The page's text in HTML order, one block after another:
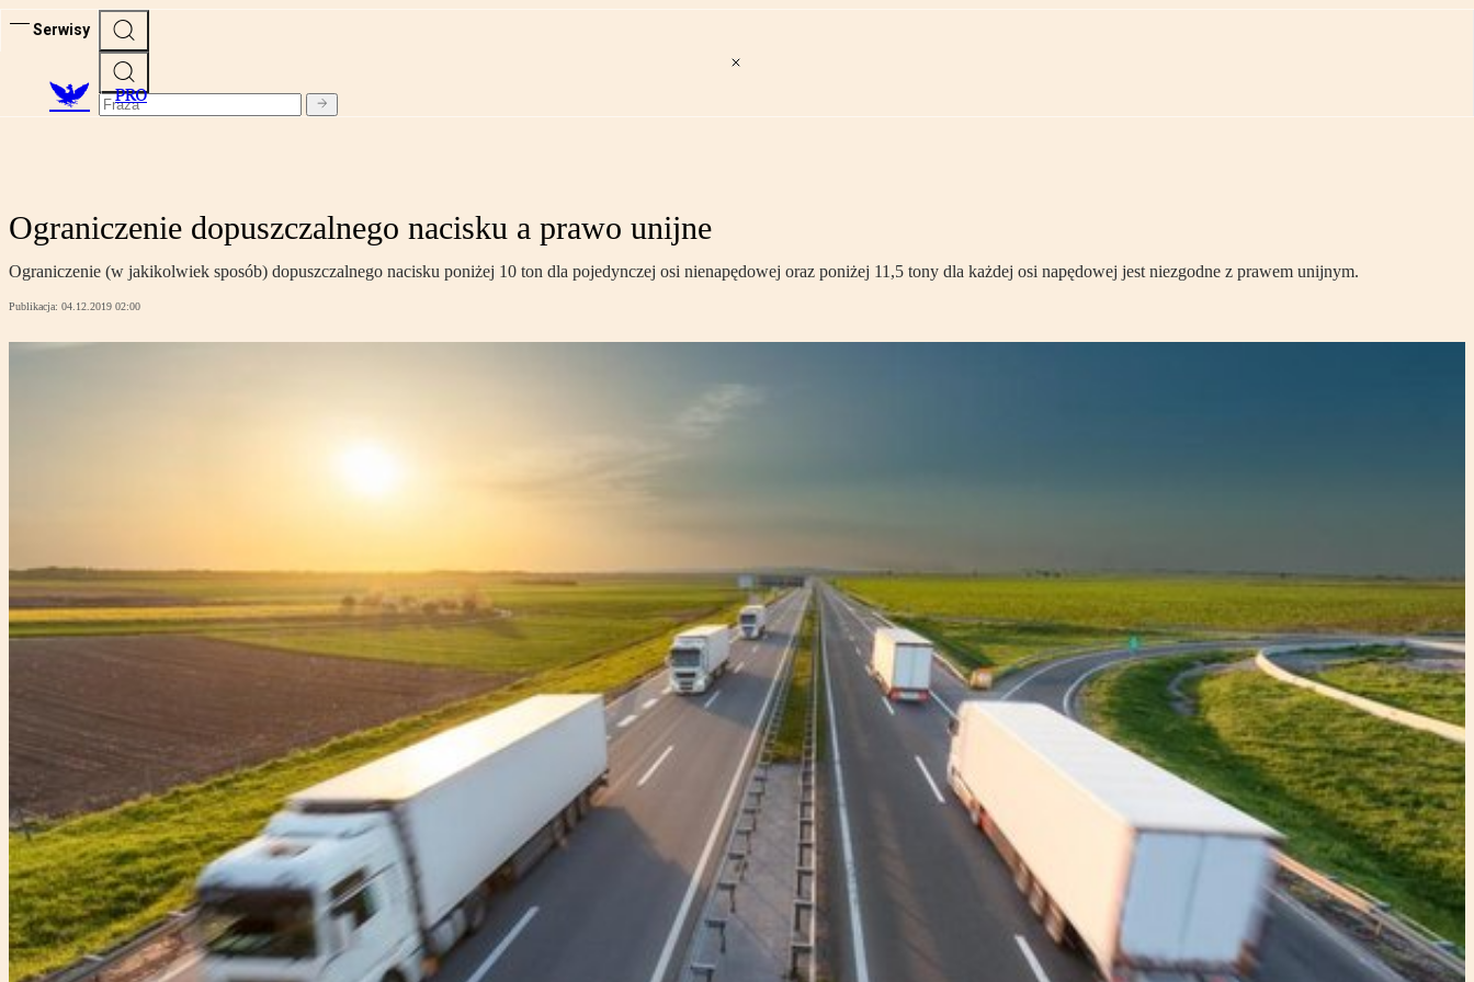
Serwisy
PRO
Ograniczenie dopuszczalnego nacisku a prawo unijne
Ograniczenie (w jakikolwiek sposób) dopuszczalnego nacisku poniżej 10 ton dla pojedynczej osi nienapędowej oraz poniżej 11,5 tony dla każdej osi napędowej jest niezgodne z prawem unijnym.
Publikacja: 04.12.2019 02:00